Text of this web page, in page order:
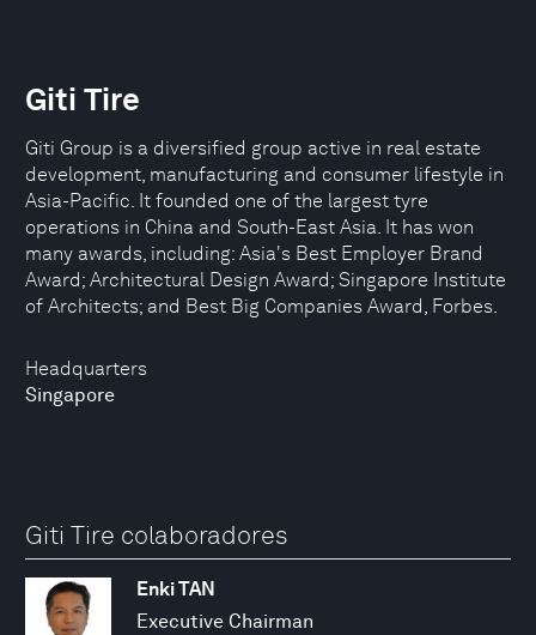
Headquarters
Singapore
Giti Tire
Giti Group is a diversified group active in real estate
development, manufacturing and consumer lifestyle in
Asia-Pacific. It founded one of the largest tyre
operations in China and South-East Asia. It has won
many awards, including: Asia's Best Employer Brand
Award; Architectural Design Award; Singapore Institute
of Architects; and Best Big Companies Award, Forbes.
Giti Tire colaboradores
Enki TAN
Executive Chairman